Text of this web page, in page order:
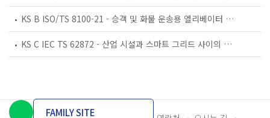
KS B ISO/TS 8100-21 - 승객 및 화물 운송용 엘리베이터 —제21부: 세계공통 필수안전요건(GESRs)을 충족하는 세계공통 안전 파라미터(GSPs)
KS C IEC TS 62872 - 산업 시설과 스마트 그리드 사이의 산업 공정 측정, 제어 및 자동화 시스템 인터페이스
FAMILY SITE